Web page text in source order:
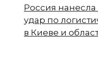
Россия
удар по
в Киеве и